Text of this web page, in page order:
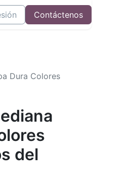
Contáctenos
Dura Colores
del